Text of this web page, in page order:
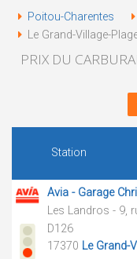
Poitou-Charentes
Le Grand-Village-
PRIX DU
Station
Avia - Garage
Les Landros - 9,
D126
17370 Le Grand-